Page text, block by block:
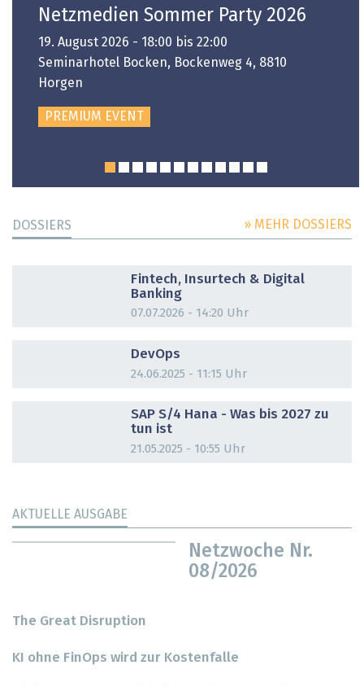
Netzmedien Sommer Party 2026
19. August 2026 - 18:00 bis 22:00
Seminarhotel Bocken, Bockenweg 4, 8810
Horgen
PREMIUM EVENT
DOSSIERS » MEHR DOSSIERS
Fintech, Insurtech & Digital
Banking
07.07.2026 - 14:20 Uhr
DevOps
24.06.2025 - 11:15 Uhr
SAP S/4 Hana - Was bis 2027 zu
tun ist
21.05.2025 - 10:55 Uhr
AKTUELLE AUSGABE
Netzwoche Nr.
08/2026
The Great Disruption
KI ohne FinOps wird zur Kostenfalle